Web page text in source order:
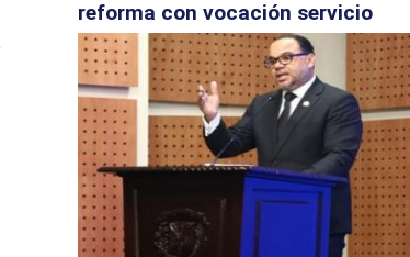
reforma con vocación servicio